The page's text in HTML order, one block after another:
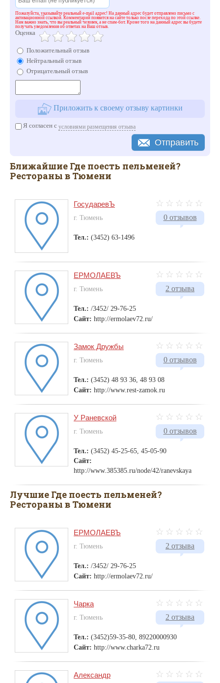
Пожалуйста, указывайте реальный e-mail адрес! На данный адрес будет отправлено письмо с
активационной ссылкой. Комментарий появится на сайте только после перехода по этой ссылке.
Нам важно знать, что вы реальный человек, а не спам-бот. Кроме того на данный адрес вы будете
получать уведомления об ответах на Ваш отзыв.
Оценка
Положительный отзыв
Нейтральный отзыв
Отрицательный отзыв
Приложить к своему отзыву картинки
Я согласен с условиями размещения отзыва
Отправить
Ближайшие Где поесть пельменей?
Рестораны в Тюмени
0 отзывов
ГосударевЪ
г. Тюмень
Тел.: (3452) 63-1496
2 отзыва
ЕРМОЛАЕВЪ
г. Тюмень
Тел.: /3452/ 29-76-25
Сайт: http://ermolaev72.ru/
0 отзывов
Замок Дружбы
г. Тюмень
Тел.: (3452) 48 93 36, 48 93 08
Сайт: http://www.rest-zamok.ru
0 отзывов
У Раневской
г. Тюмень
Тел.: (3452) 45-25-65, 45-05-90
Сайт:
http://www.385385.ru/node/42/ranevskaya
Лучшие Где поесть пельменей?
Рестораны в Тюмени
2 отзыва
ЕРМОЛАЕВЪ
г. Тюмень
Тел.: /3452/ 29-76-25
Сайт: http://ermolaev72.ru/
2 отзыва
Чарка
г. Тюмень
Тел.: (3452)59-35-80, 89220000930
Сайт: http://www.charka72.ru
Александр